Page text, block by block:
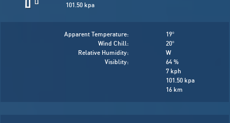
101.50 kpa
Apparent Temperature:
Wind Chill:
Relative Humidity:
Visiblity:
19°
20°
W
64 %
7 kph
101.50 kpa
16 km